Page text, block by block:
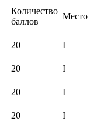
Количество
баллов
Место
20 I
20 I
20 I
20 I